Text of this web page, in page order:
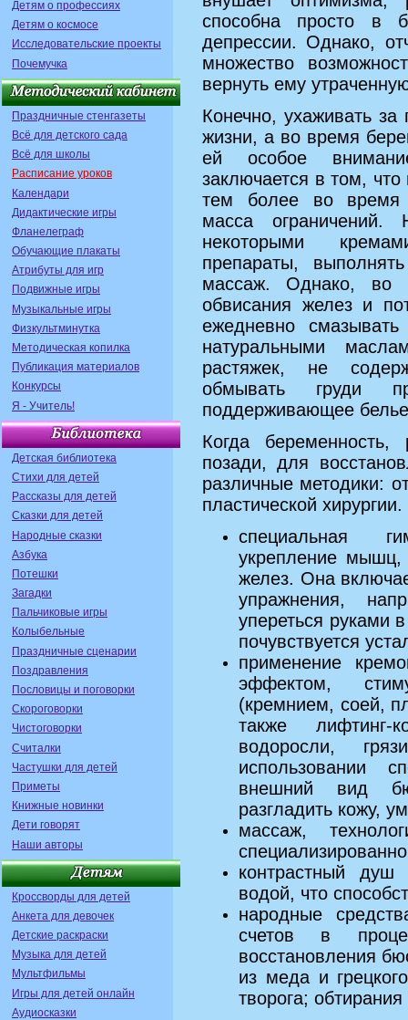
Детям о профессиях
Детям о космосе
Исследовательские проекты
Почемучка
Праздничные стенгазеты
Всё для детского сада
Всё для школы
Расписание уроков
Календари
Дидактические игры
Фланелеграф
Обучающие плакаты
Атрибуты для игр
Подвижные игры
Музыкальные игры
Физкультминутка
Методическая копилка
Публикация материалов
Конкурсы
Я - Учитель!
Детская библиотека
Стихи для детей
Рассказы для детей
Сказки для детей
Народные сказки
Азбука
Потешки
Загадки
Пальчиковые игры
Колыбельные
Праздничные сценарии
Поздравления
Пословицы и поговорки
Скороговорки
Чистоговорки
Считалки
Частушки для детей
Приметы
Книжные новинки
Дети говорят
Наши авторы
Кроссворды для детей
Анкета для девочек
Детские раскраски
Музыка для детей
Мультфильмы
Игры для детей онлайн
Аудиосказки
способна просто в
депрессии. Однако,
множество
вернуть ему
Конечно, ухаживать
жизни, а во время
ей особое
заключается в том,
тем более во время
масса ограничений.
некоторыми
препараты,
массаж. Однако, во
обвисания желез и
ежедневно
натуральными
растяжек, не
обмывать груди
поддерживающее
Когда
позади, для
различные методики:
пластической
специальная
укрепление мышц,
желез. Она
упражнения,
упереться руками
почувствуется
применение
эффектом,
(кремнием, соей,
также лифтинг-
водоросли,
использовании
внешний вид
разгладить кожу,
массаж,
контрастный
водой, что
народные
счетов в
восстановления
из меда и
творога;